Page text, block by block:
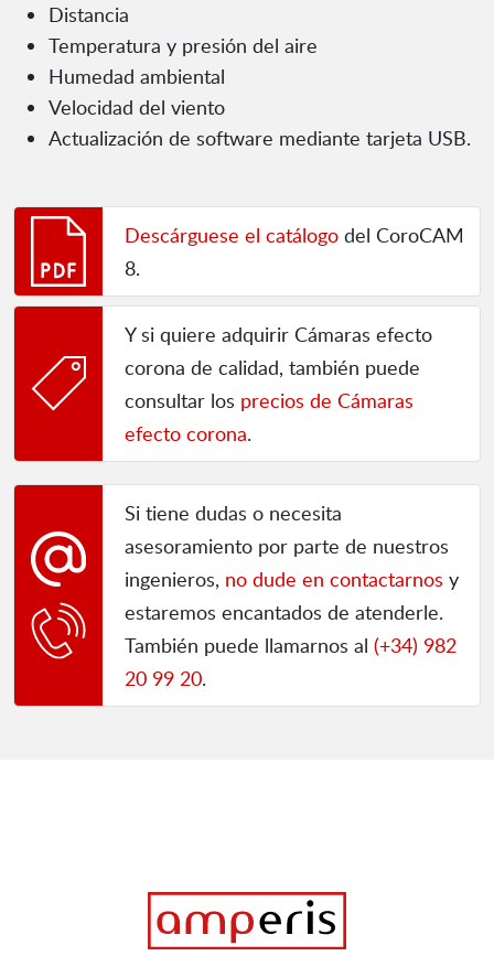
Distancia
Temperatura y presión del aire
Humedad ambiental
Velocidad del viento
Actualización de software mediante tarjeta USB.
Descárguese el catálogo del CoroCAM
8.
Y si quiere adquirir Cámaras efecto
corona de calidad, también puede
consultar los precios de Cámaras
efecto corona.
Si tiene dudas o necesita
asesoramiento por parte de nuestros
ingenieros, no dude en contactarnos y
estaremos encantados de atenderle.
También puede llamarnos al (+34) 982
20 99 20.